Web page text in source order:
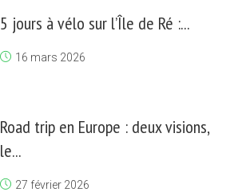
5 jours à vélo sur l’Île de Ré :...
16 mars 2026
Road trip en Europe : deux visions,
le...
27 février 2026